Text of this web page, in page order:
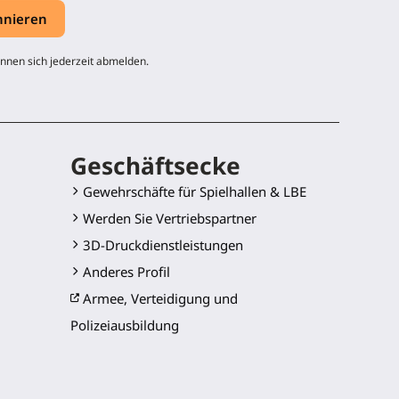
sich jederzeit abmelden.
Geschäftsecke
Gewehrschäfte für Spielhallen & LBE
Werden Sie Vertriebspartner
3D-Druckdienstleistungen
Anderes Profil
Armee, Verteidigung und
Polizeiausbildung